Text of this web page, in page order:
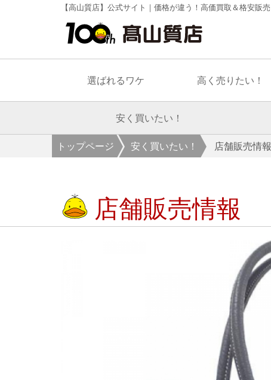
【高山質店】公式サイト｜価格が違う！高価買取＆格安販売
選ばれるワケ 高く売りたい！
安く買いたい！
トップページ 安く買いたい！ 店舗販売情報
店舗販売情報